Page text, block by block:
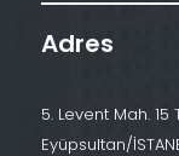
Adres
5. Levent Mah.
Eyüpsultan/